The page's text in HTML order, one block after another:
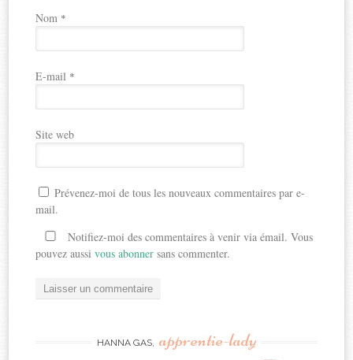
Nom *
E-mail *
Site web
Prévenez-moi de tous les nouveaux commentaires par e-
mail.
Notifiez-moi des commentaires à venir via émail. Vous
pouvez aussivous abonner sans commenter.
HANNA GAS, apprentie-lady